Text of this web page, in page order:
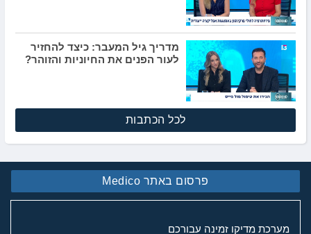
מדריך גיל המעבר: כיצד להחזיר
לעור הפנים את החיוניות והזוהר?
לכל הכתבות
פרסום באתר Medico
מערכת מדיקו זמינה עבורכם